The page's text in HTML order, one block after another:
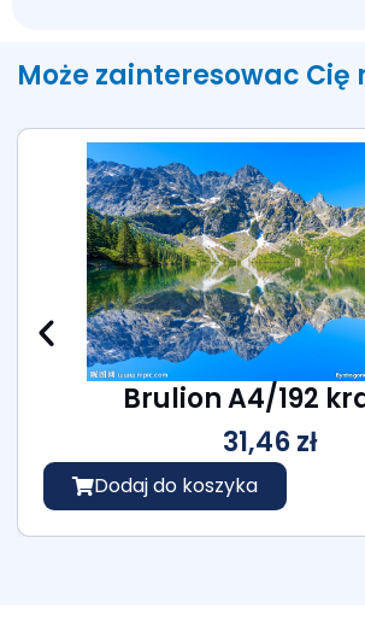
z
obcinaczem
Może zainteresowac Cię
Brulion A4/192
31,46zł
Dodaj do koszyka